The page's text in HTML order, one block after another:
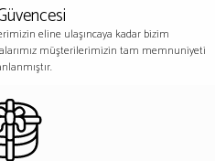
eline ulaşıncaya kadar bizim
müşterilerimizin tam memnuniyeti